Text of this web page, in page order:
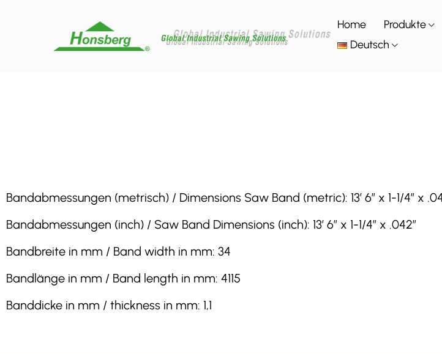
Home Produkte
Deutsch
Bandabmessungen (metrisch) / Dimensions Saw Band (metric): 13′ 6″ x 1-1/4″ x
Bandabmessungen (inch) / Saw Band Dimensions (inch): 13′ 6″ x 1-1/4″ x .042″
Bandbreite in mm / Band width in mm: 34
Bandlänge in mm / Band length in mm: 4115
Banddicke in mm / thickness in mm: 1,1